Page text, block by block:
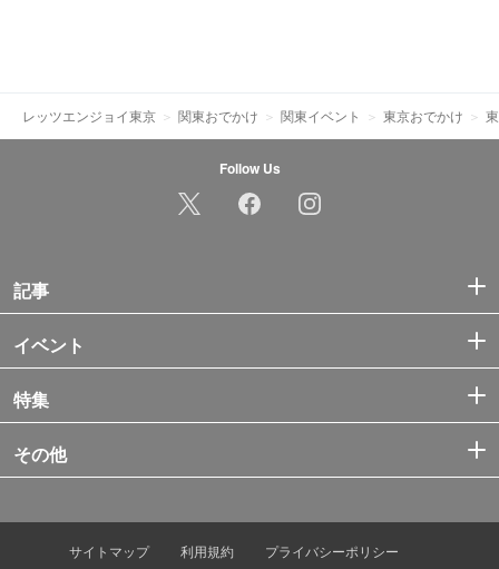
レッツエンジョイ東京 関東おでかけ 関東イベント 東京おでかけ
Follow Us
記事
イベント
特集
その他
サイトマップ 利用規約 プライバシーポリシー